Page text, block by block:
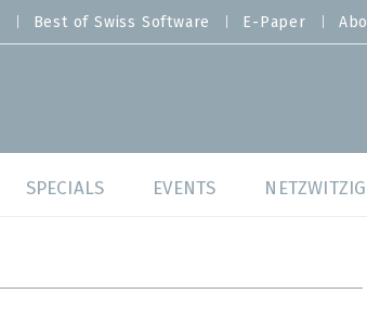
Best of Swiss Software E-Paper Abo
SPECIALS EVENTS NETZWITZIG